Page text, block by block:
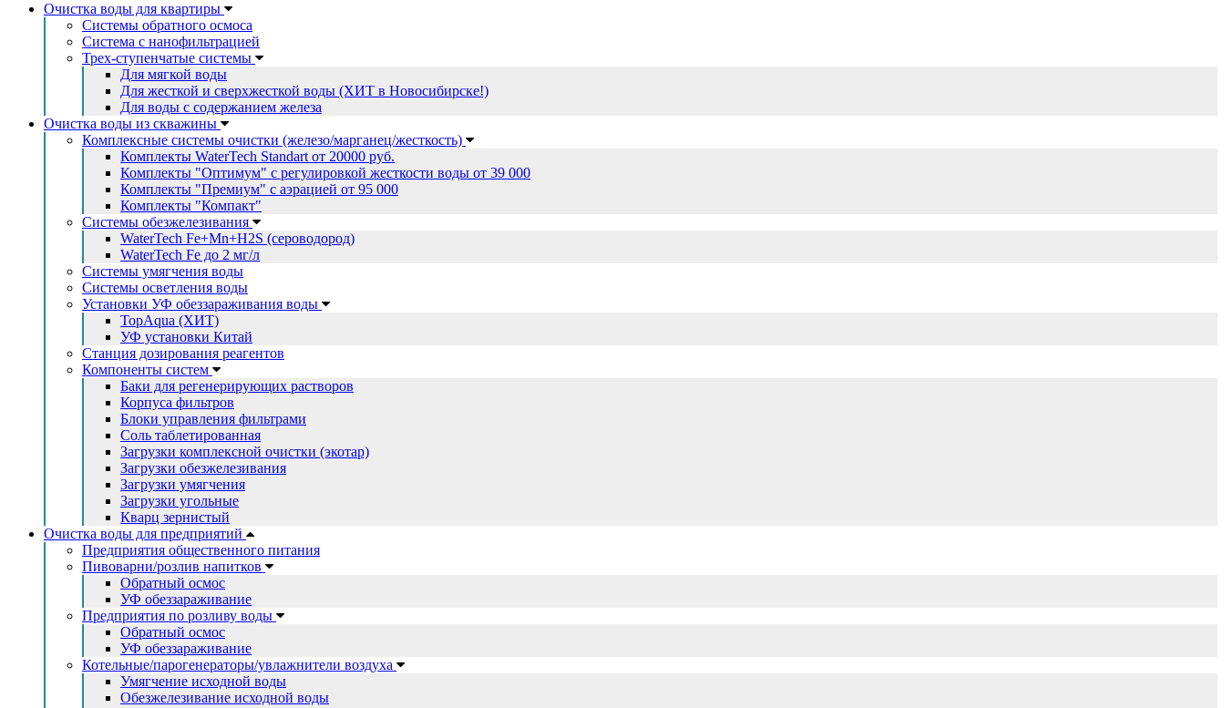
Очистка воды для квартиры
Системы обратного осмоса
Система с нанофильтрацией
Трех-ступенчатые системы
Для мягкой воды
Для жесткой и сверхжесткой воды (ХИТ в Новосибирске!)
Для воды с содержанием железа
Очистка воды из скважины
Комплексные системы очистки (железо/марганец/жесткость)
Комплекты WaterTech Standart от 20000 руб.
Комплекты "Оптимум" с регулировкой жесткости воды от 39 000
Комплекты "Премиум" с аэрацией от 95 000
Комплекты "Компакт"
Системы обезжелезивания
WaterTech Fe+Mn+H2S (сероводород)
WaterTech Fe до 2 мг/л
Системы умягчения воды
Системы осветления воды
Установки УФ обеззараживания воды
TopAqua (ХИТ)
УФ установки Китай
Станция дозирования реагентов
Компоненты систем
Баки для регенерирующих растворов
Корпуса фильтров
Блоки управления фильтрами
Соль таблетированная
Загрузки комплексной очистки (экотар)
Загрузки обезжелезивания
Загрузки умягчения
Загрузки угольные
Кварц зернистый
Очистка воды для предприятий
Предприятия общественного питания
Пивоварни/розлив напитков
Обратный осмос
УФ обеззараживание
Предприятия по розливу воды
Обратный осмос
УФ обеззараживание
Котельные/парогенераторы/увлажнители воздуха
Умягчение исходной воды
Обезжелезивание исходной воды